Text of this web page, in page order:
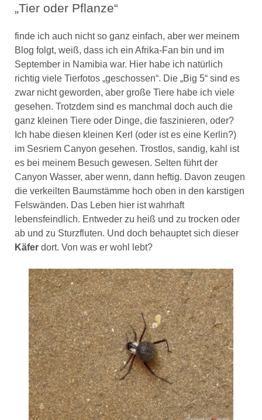
„Tier oder Pflanze“
finde ich auch nicht so ganz einfach, aber wer meinem
Blog folgt, weiß, dass ich ein Afrika-Fan bin und im
September in Namibia war. Hier habe ich natürlich
richtig viele Tierfotos „geschossen“. Die „Big 5“ sind es
zwar nicht geworden, aber große Tiere habe ich viele
gesehen. Trotzdem sind es manchmal doch auch die
ganz kleinen Tiere oder Dinge, die faszinieren, oder?
Ich habe diesen kleinen Kerl (oder ist es eine Kerlin?)
im Sesriem Canyon gesehen. Trostlos, sandig, kahl ist
es bei meinem Besuch gewesen. Selten führt der
Canyon Wasser, aber wenn, dann heftig. Davon zeugen
die verkeilten Baumstämme hoch oben in den karstigen
Felswänden. Das Leben hier ist wahrhaft
lebensfeindlich. Entweder zu heiß und zu trocken oder
ab und zu Sturzfluten. Und doch behauptet sich dieser
Käferdort. Von was er wohl lebt?